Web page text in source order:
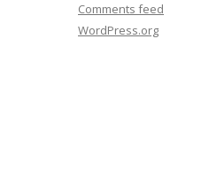
Comments feed
WordPress.org